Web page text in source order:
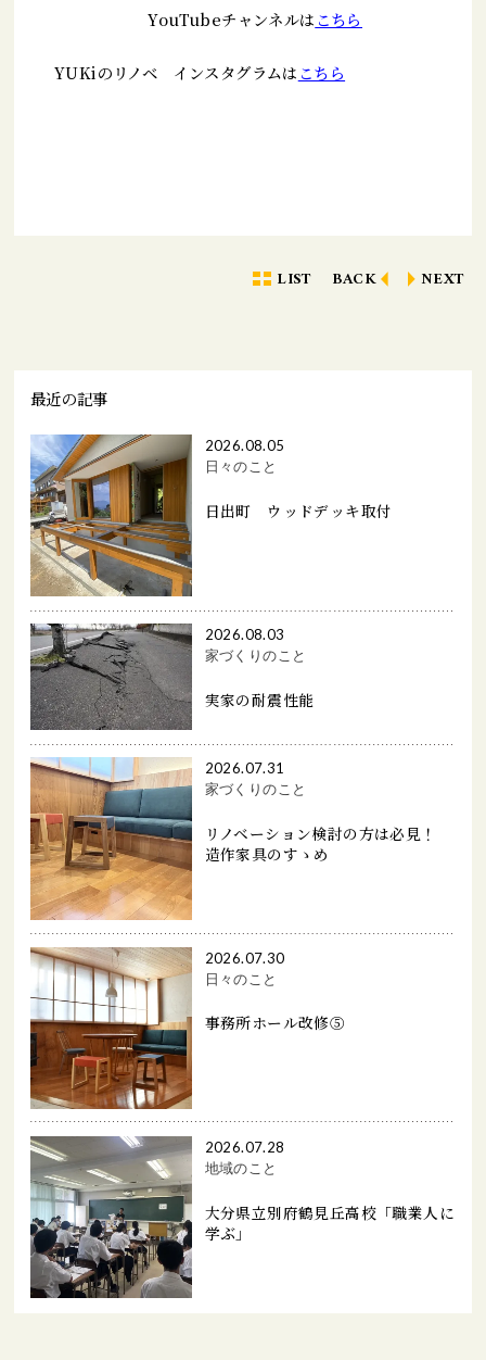
YouTubeチャンネルは こちら
YUKiのリノベ インスタグラムは こちら
LIST BACK NEXT
最近の記事
2026.08.05
日々のこと
日出町 ウッドデッキ取付
2026.08.03
家づくりのこと
実家の耐震性能
2026.07.31
家づくりのこと
リノベーション検討の方は必見！
造作家具のすゝめ
2026.07.30
日々のこと
事務所ホール改修⑤
2026.07.28
地域のこと
大分県立別府鶴見丘高校「職業人に
学ぶ」